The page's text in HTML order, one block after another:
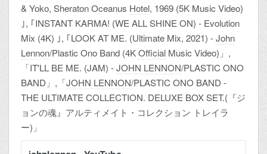
& Yoko, Sheraton Oceanus Hotel, 1969 (5K Music Video)
｣, ｢INSTANT KARMA! (WE ALL SHINE ON) - Evolution
Mix (4K) ｣, ｢LOOK AT ME. (Ultimate Mix, 2021) -John
Lennon/Plastic Ono Band (4KOfficial Music Video)」,
「IT'LL BE ME. (JAM) -JOHN LENNON/PLASTIC ONO
BAND」,「JOHN LENNON/PLASTIC ONO BAND -
THE ULTIMATE COLLECTION. DELUXE BOX SET.(『ジ
ョンの魂』アルティメイト・コレクション トレイラ
ー)」